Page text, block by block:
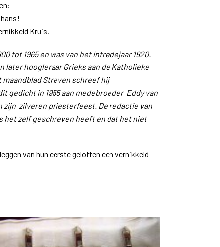
Kruis.
tot 1965 en was van het intredejaar 1920.
later hoogleraar Grieks aan de Katholieke
Streven schreef hij
gedicht in 1955 aan medebroeder Eddy van
zijn zilveren priesterfeest. De redactie van
het zelf geschreven heeft en dat het niet
van hun eerste geloften een vernikkeld